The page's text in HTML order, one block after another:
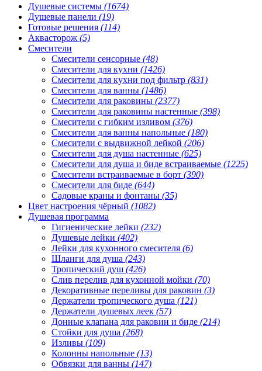
Душевые системы (1674)
Душевые панели (19)
Готовые решения (114)
Аквасторож (5)
Смесители
Смесители сенсорные (48)
Смесители для кухни (1426)
Смесители для кухни под фильтр (831)
Смесители для ванны (1486)
Смесители для раковины (2377)
Смесители для раковины настенные (398)
Смесители с гибким изливом (376)
Смесители для ванны напольные (180)
Смесители с выдвижной лейкой (206)
Смесители для душа настенные (625)
Смесители для душа и биде встраиваемые (1225)
Смесители встраиваемые в борт (390)
Смесители для биде (644)
Садовые краны и фонтаны (35)
Цвет настроения чёрный (1082)
Душевая программа
Гигиенические лейки (232)
Душевые лейки (402)
Лейки для кухонного смесителя (6)
Шланги для душа (243)
Тропический душ (426)
Слив перелив для кухонной мойки (70)
Декоративные переливы для раковин (3)
Держатели тропического душа (121)
Держатели душевых леек (57)
Донные клапана для раковин и биде (214)
Стойки для душа (268)
Изливы (109)
Колонны напольные (13)
Обвязки для ванны (147)